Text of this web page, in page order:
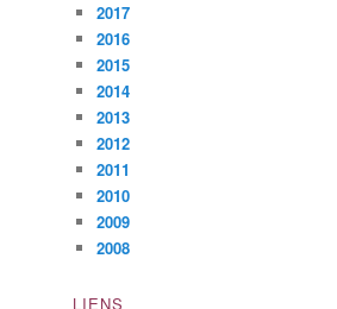
2017
2016
2015
2014
2013
2012
2011
2010
2009
2008
LIENS